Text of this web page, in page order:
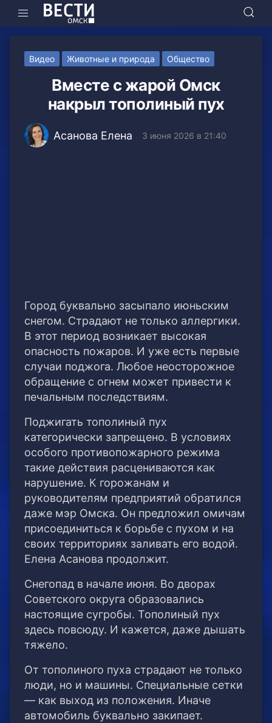
Видео Животные и природа Общество
Вместе с жарой Омск
накрыл тополиный пух
Асанова Елена 3 июня 2026 в 21:40
Город буквально засыпало июньским
снегом. Страдают не только аллергики.
В этот период возникает высокая
опасность пожаров. И уже есть первые
случаи поджога. Любое неосторожное
обращение с огнем может привести к
печальным последствиям.
Поджигать тополиный пух
категорически запрещено. В условиях
особого противопожарного режима
такие действия расцениваются как
нарушение. К горожанам и
руководителям предприятий обратился
даже мэр Омска. Он предложил омичам
присоединиться к борьбе с пухом и на
своих территориях заливать его водой.
Елена Асанова продолжит.
Снегопад в начале июня. Во дворах
Советского округа образовались
настоящие сугробы. Тополиный пух
здесь повсюду. И кажется, даже дышать
тяжело.
От тополиного пуха страдают не только
люди, но и машины. Специальные сетки
— как выход из положения. Иначе
автомобиль буквально закипает.